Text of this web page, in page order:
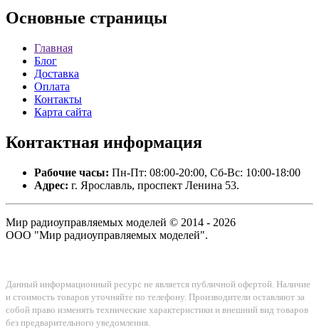
Основные страницы
Главная
Блог
Доставка
Оплата
Контакты
Карта сайта
Контактная информация
Рабочие часы: Пн-Пт: 08:00-20:00, Сб-Вс: 10:00-18:00
Адрес: г. Ярославль, проспект Ленина 53.
Мир радиоуправляемых моделей © 2014 - 2026
ООО "Мир радиоуправляемых моделей".
Данный информационный ресурс не является публичной офертой. Наличие
и стоимость товаров уточняйте по телефону. Производители оставляют за
собой право изменять технические характеристики и внешний вид товаров
без предварительного уведомления.